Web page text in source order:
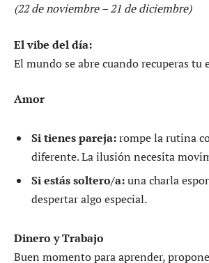
(22 de noviembre – 21 de diciembre)
El vibe del día:
El mundo se abre cuando recuperas tu
Amor
Si tienes pareja:rompe la rutina
diferente. La ilusión necesita
Si estás soltero/a:una charla
despertar algo especial.
Dinero y Trabajo
Buen momento para aprender,